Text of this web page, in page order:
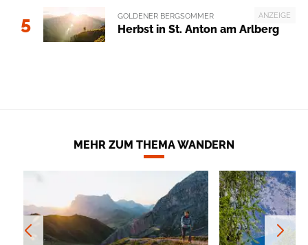
5 ANZEIGE
GOLDENER BERGSOMMER
Herbst in St. Anton am Arlberg
MEHR ZUM THEMA WANDERN